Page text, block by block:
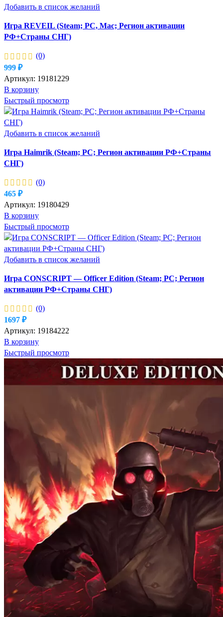
Добавить в список желаний
Игра REVEIL (Steam; PC, Mac; Регион активации
РФ+Страны СНГ)
(0)
999 ₽
Артикул: 19181229
В корзину
Быстрый просмотр
Добавить в список желаний
Игра Haimrik (Steam; PC; Регион активации РФ+Страны
СНГ)
(0)
465 ₽
Артикул: 19180429
В корзину
Быстрый просмотр
Добавить в список желаний
Игра CONSCRIPT — Officer Edition (Steam; PC; Регион
активации РФ+Страны СНГ)
(0)
1697 ₽
Артикул: 19184222
В корзину
Быстрый просмотр